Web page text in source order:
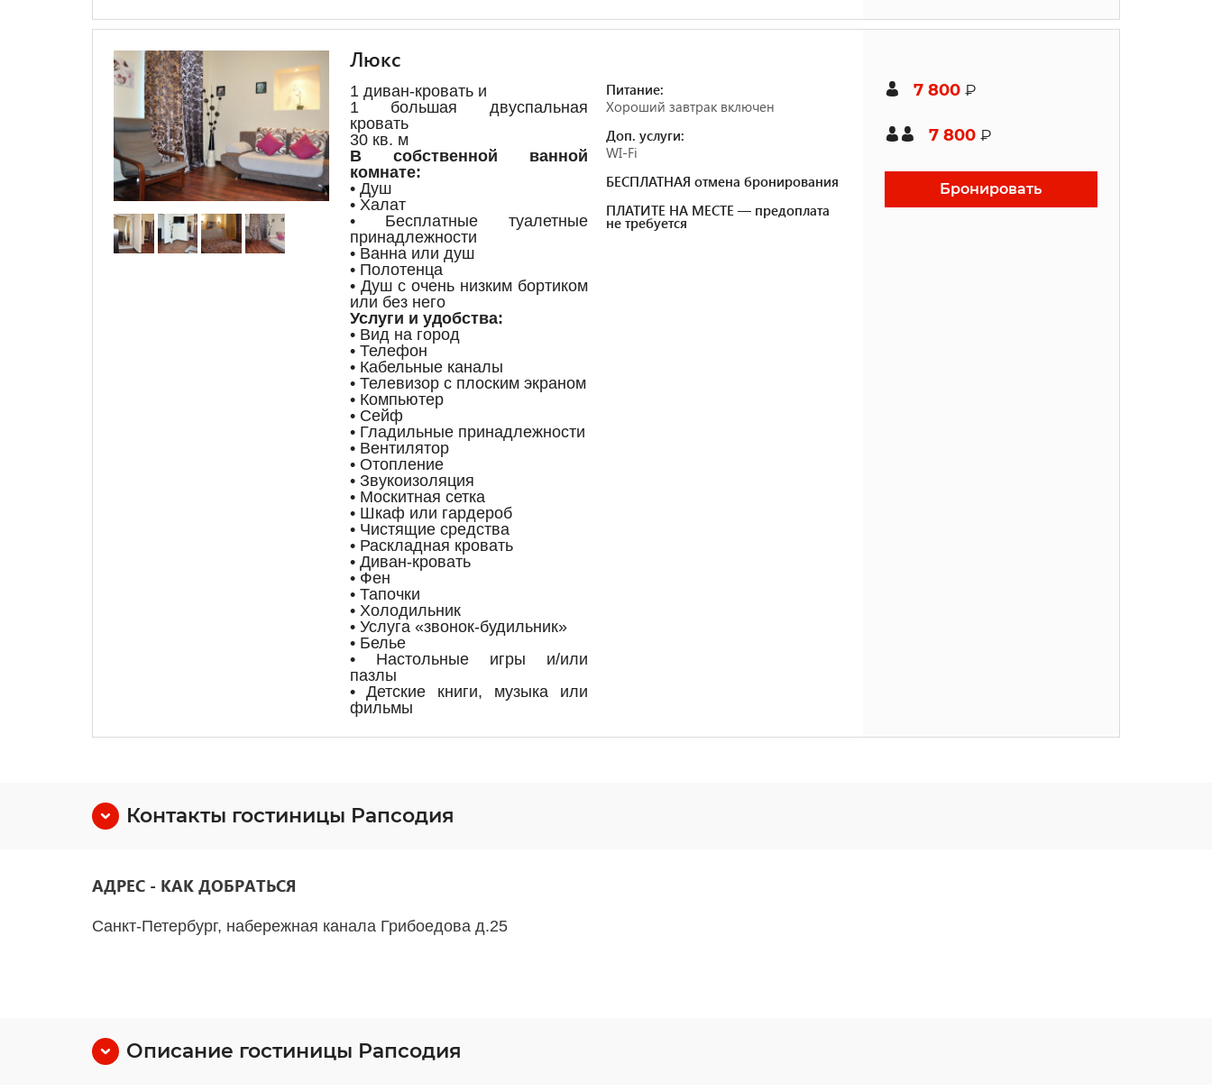
Люкс
1 диван-кровать и
1 большая двуспальная
кровать
30 кв. м
В собственной ванной
комнате:
• Душ
• Халат
• Бесплатные туалетные
принадлежности
• Ванна или душ
• Полотенца
• Душ с очень низким бортиком
или без него
Услуги и удобства:
• Вид на город
• Телефон
• Кабельные каналы
• Телевизор с плоским экраном
• Компьютер
• Сейф
• Гладильные принадлежности
• Вентилятор
• Отопление
• Звукоизоляция
• Москитная сетка
• Шкаф или гардероб
• Чистящие средства
• Раскладная кровать
• Диван-кровать
• Фен
• Тапочки
• Холодильник
• Услуга «звонок-будильник»
• Белье
• Настольные игры и/или
пазлы
• Детские книги, музыка или
фильмы
Питание:
Хороший завтрак включен
Доп. услуги:
WI-Fi
БЕСПЛАТНАЯ отмена бронирования
ПЛАТИТЕ НА МЕСТЕ — предоплата
не требуется
7 800 ₽
7 800 ₽
Бронировать
Контакты гостиницы Рапсодия
АДРЕС - КАК ДОБРАТЬСЯ
Санкт-Петербург, набережная канала Грибоедова д.25
Описание гостиницы Рапсодия